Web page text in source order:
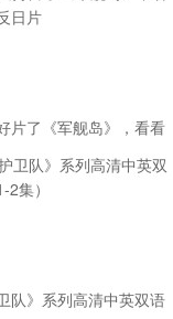
片了《军舰岛》，看看
片
队》系列高清中英双语